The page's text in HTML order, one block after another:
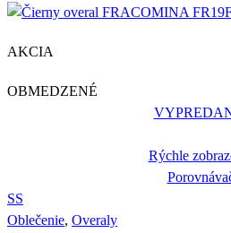
AKCIA
OBMEDZENÉ
Rýchle
SS
Oblečenie, Overaly